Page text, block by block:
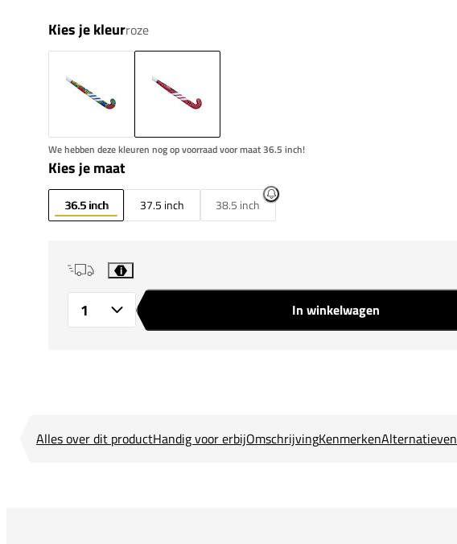
Kies je kleurroze
We hebben deze kleuren nog op voorraad voor maat 36.5 inch!
Kies je maat
36.5 inch 37.5 inch 38.5 inch
i
In winkelwagen
Alles over dit productHandig voor erbijOmschrijvingKenmerkenAlternatieven